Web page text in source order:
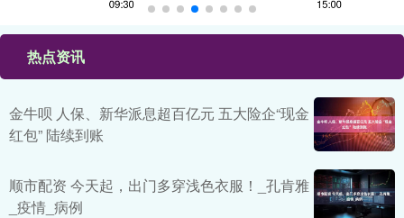
热点资讯
金牛呗 人保、新华派息超百亿元 五大险企“现金
红包” 陆续到账
顺市配资 今天起，出门多穿浅色衣服！_孔肯雅
_疫情_病例